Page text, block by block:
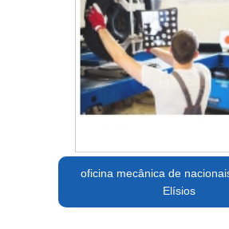
oficina mecânica de
Elísios